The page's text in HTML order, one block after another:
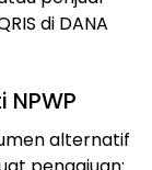
di DANA
alternatif